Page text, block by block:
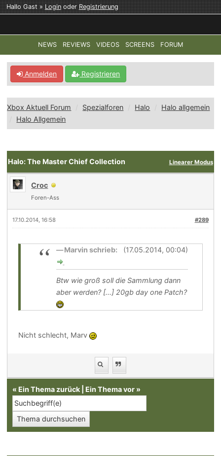
Hallo Gast »LoginoderRegistrierung
NEWS REVIEWS VIDEOS SCREENS FORUM
TOP-THEMEN: COD: MODERN WARFARE 4 HALO:
Anmelden Registrieren
Xbox Aktuell Forum Spezialforen Halo
Halo allgemein
Halo Allgemein
Linearer Modus
Halo: The Master Chief Collection
Croc
Foren-Ass
#289
17.10.2014, 16:58
(17.05.2014, 00:04)
Marvin schrieb:
Btw wie groß soll die Sammlung dann
aber werden? [...] 20gb day one Patch?
Nicht schlecht, Marv
« Ein Thema zurück Ein Thema vor »